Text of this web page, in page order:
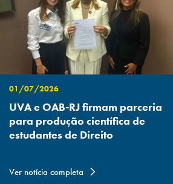
01/07/2026
UVA e OAB-RJ firmam parceria
para produção científica de
estudantes de Direito
Ver notícia completa